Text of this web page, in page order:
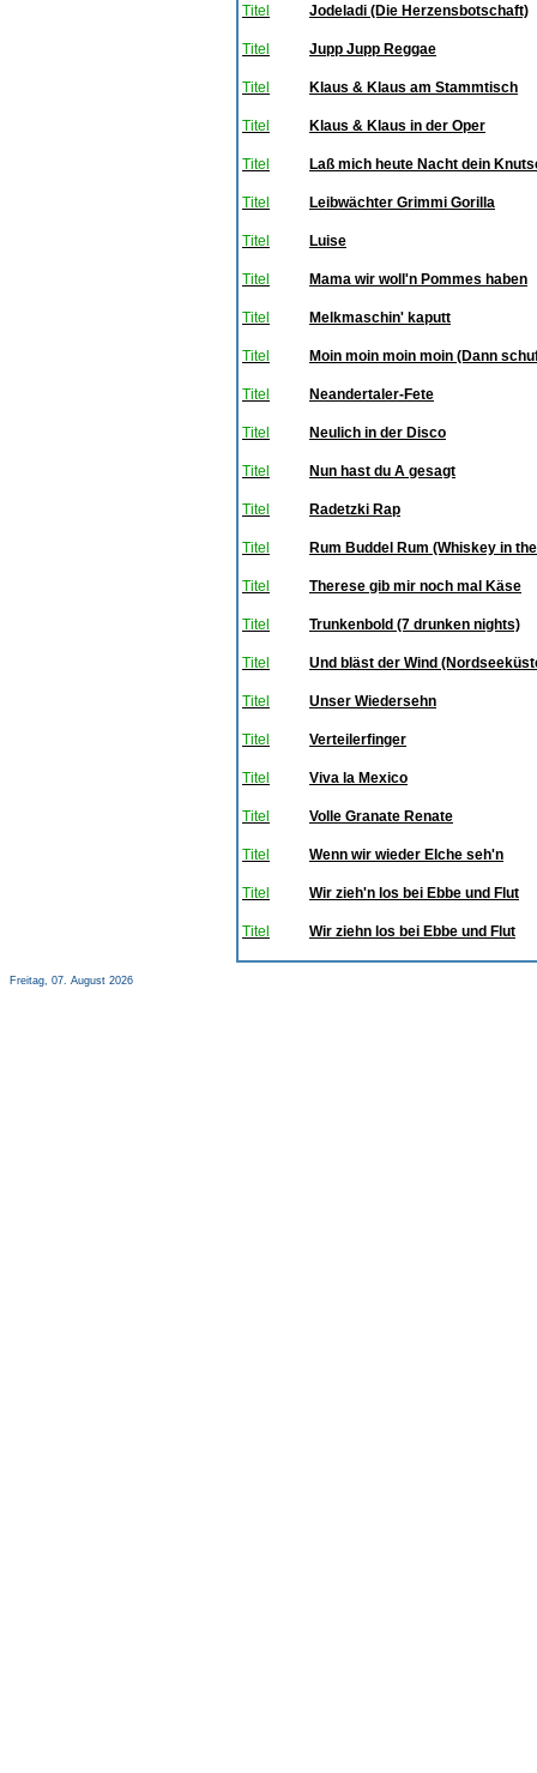
Titel Jodeladi (Die Herzensbotschaft)
Titel Jupp Jupp Reggae
Titel Klaus & Klaus am Stammtisch
Titel Klaus & Klaus in der Oper
Titel Laß mich heute Nacht dein
Titel Leibwächter Grimmi Gorilla
Titel Luise
Titel Mama wir woll'n Pommes haben
Titel Melkmaschin' kaputt
Titel Moin moin moin moin (Dann
Titel Neandertaler-Fete
Titel Neulich in der Disco
Titel Nun hast du A gesagt
Titel Radetzki Rap
Titel Rum Buddel Rum (Whiskey in
Titel Therese gib mir noch mal Käse
Titel Trunkenbold (7 drunken nights)
Titel Und bläst der Wind
Titel Unser Wiedersehn
Titel Verteilerfinger
Titel Viva la Mexico
Titel Volle Granate Renate
Titel Wenn wir wieder Elche seh'n
Titel Wir zieh'n los bei Ebbe und Flut
Titel Wir ziehn los bei Ebbe und Flut
Freitag, 07. August 2026